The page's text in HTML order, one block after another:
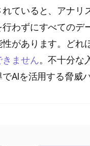
ていると、アナ
わずにすべてのデ
性があります。どれ
きません。不十分な
AIを活用する脅威